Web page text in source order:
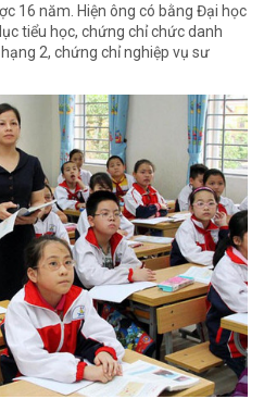
16 năm. Hiện ông có bằng Đại học
tiểu học, chứng chỉ chức danh
2, chứng chỉ nghiệp vụ sư